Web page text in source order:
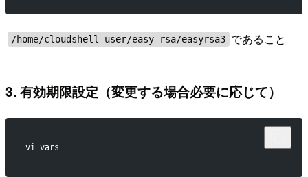
/home/cloudshell-user/easy-rsa/easyrsa3 であること
3. 有効期限設定（変更する場合必要に応じて）
vi vars